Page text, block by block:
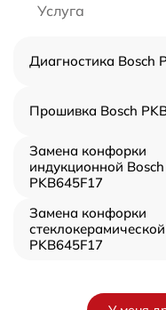
Услуга
Диагностика Bosch
Прошивка Bosch
Замена конфорки
индукционной Bosch
PKB645F17
Замена конфорки
PKB645F17